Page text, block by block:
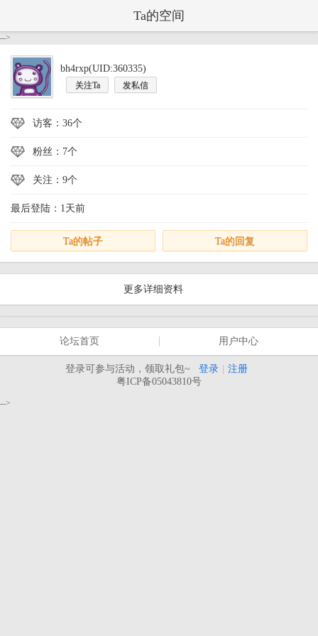
Ta的空间
-->
bh4rxp(UID:360335)
关注Ta 发私信
访客：36个
粉丝：7个
关注：9个
最后登陆：1天前
Ta的帖子 Ta的回复
更多详细资料
论坛首页 用户中心
登录可参与活动，领取礼包~ 登录
注册
粤ICP备05043810号
-->